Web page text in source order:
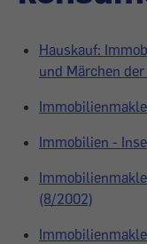
Hauskauf:
und Märchen
Immobilien -
(8/2002)